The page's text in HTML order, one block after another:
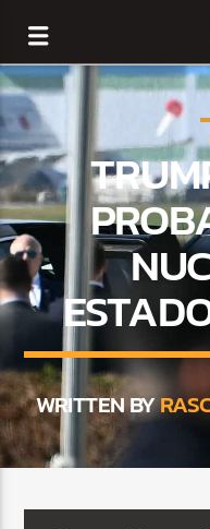
CURRENT TRACK
TITLE
ARTIST
WRITTEN BY